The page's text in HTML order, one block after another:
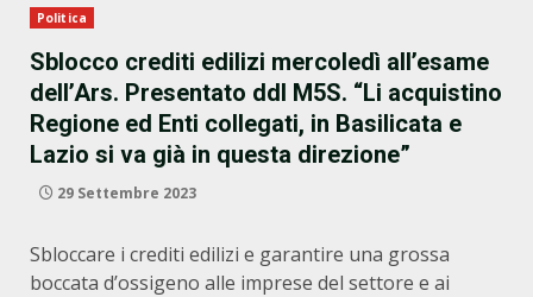
Politica
Sblocco crediti edilizi mercoledì all’esame
dell’Ars. Presentato ddl M5S. “Li acquistino
Regione ed Enti collegati, in Basilicata e
Lazio si va già in questa direzione”
29 Settembre 2023
Sbloccare i crediti edilizi e garantire una grossa
boccata d’ossigeno alle imprese del settore e ai